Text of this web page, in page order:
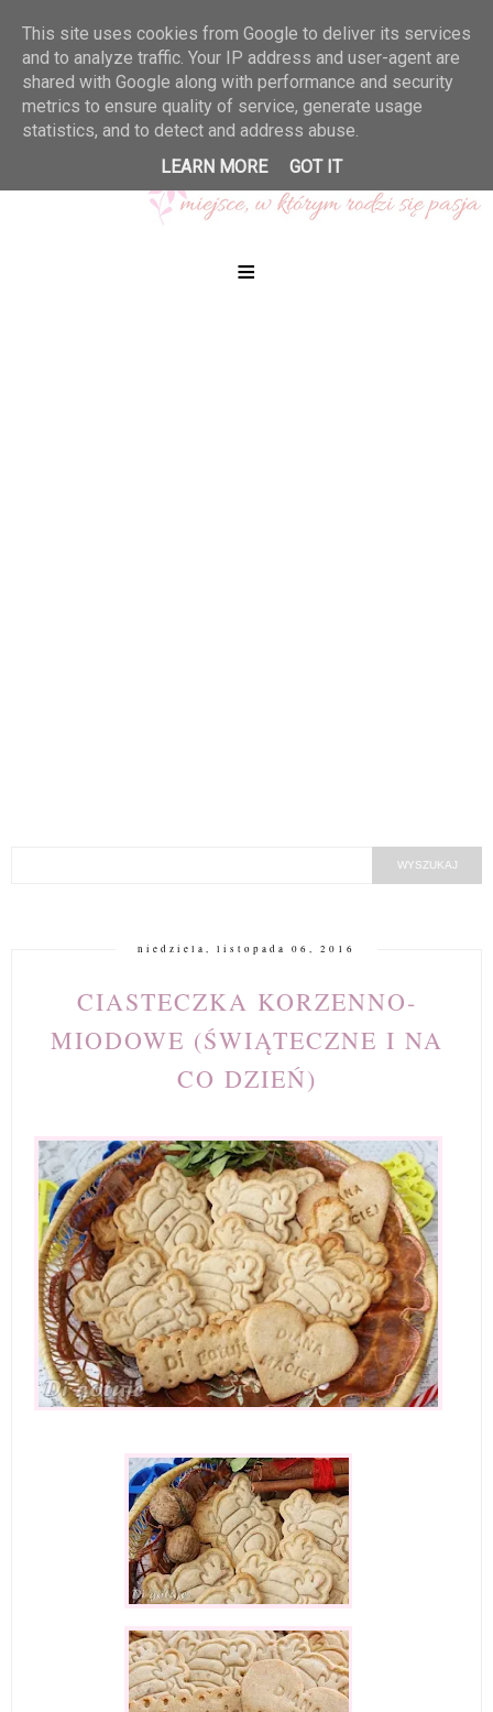
≡
niedziela, listopada 06, 2016
CIASTECZKA KORZENNO-
MIODOWE (ŚWIĄTECZNE I NA
CO DZIEŃ)
This site uses cookies from Google to deliver its services
and to analyze traffic. Your IP address and user-agent are
shared with Google along with performance and security
metrics to ensure quality of service, generate usage
statistics, and to detect and address abuse.
LEARN MORE
GOT IT